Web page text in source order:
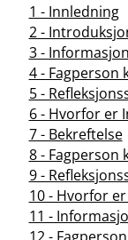
1 - Innledning
2 -
3 - Informasjon
4 - Fagperson
5 -
6 - Hvorfor er
7 - Bekreftelse
8 - Fagperson
9 -
10 - Hvorfor
11 -